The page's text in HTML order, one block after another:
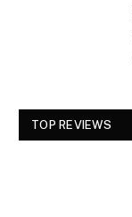
TOP REVIEWS